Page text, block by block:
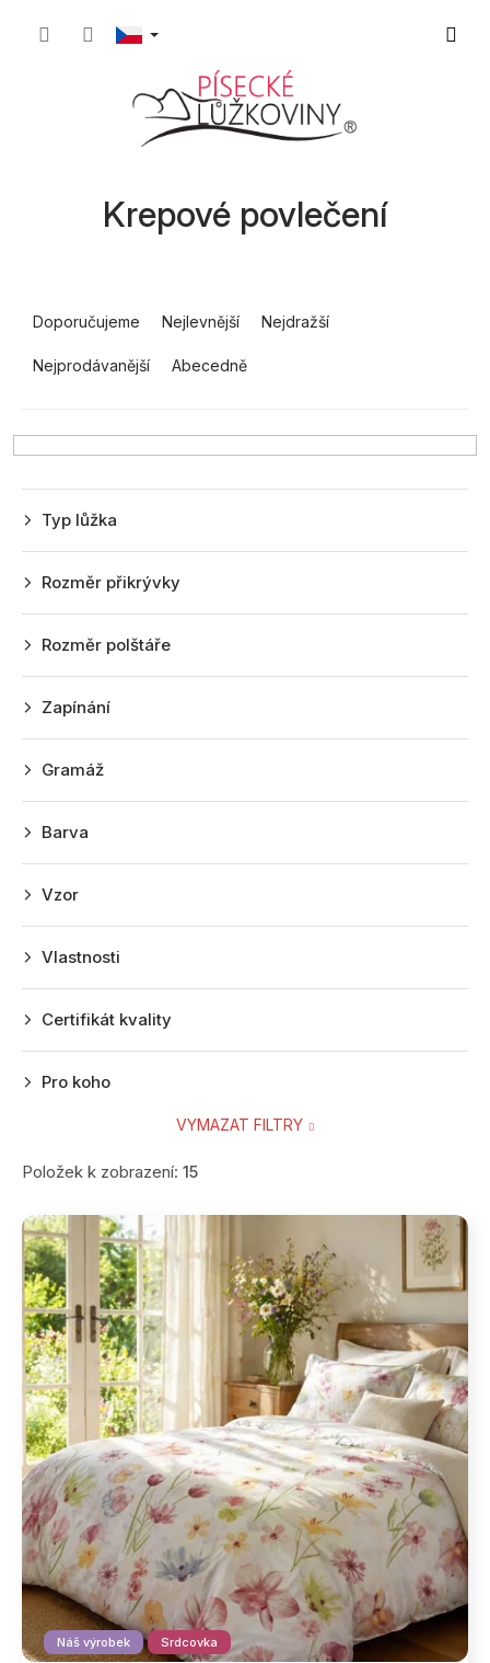
Krepové povlečení
a
í
r
d
k
Doporučujeme Nejlevnější Nejdražší
Nejprodávanější Abecedně
Typ lůžka
Barva
Zapínání
Gramáž
Rozměr polštáře
Rozměr přikrývky
Vzor
Vlastnosti
Certifikát kvality
Pro koho
VYMAZAT FILTRY
Položek k zobrazení: 15
V
d
u
k
ů
Náš výrobek Srdcovka